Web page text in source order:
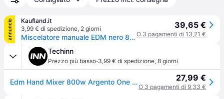
annuncio
Kaufland.it
3,99 € di spedizione, 2 giorni
Miscelatore manuale EDM nero 800 W
39,65 €
O 3 pagamenti di 13,21 €
Techinn
Prezzo più basso·3,99 € di spedizione, 8 giorni
Edm Hand Mixer 800w Argento One Size / EU Plug 220V 27,99 €
O 3 pagamenti di 9,33 €